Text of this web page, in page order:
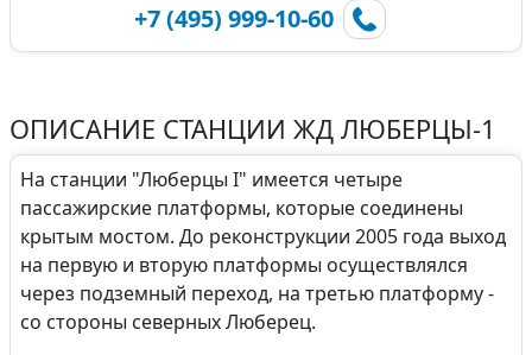
+7 (495) 999-10-60
ОПИСАНИЕ СТАНЦИИ ЖД ЛЮБЕРЦЫ-1
На станции "Люберцы I" имеется четыре
пассажирские платформы, которые соединены
крытым мостом. До реконструкции 2005 года выход
на первую и вторую платформы осуществлялся
через подземный переход, на третью платформу -
со стороны северных Люберец.